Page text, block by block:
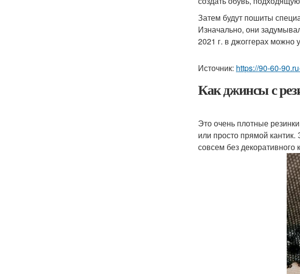
Затем будут пошиты
Изначально, они
2021 г. в джоггерах можно
Источник: https://90-60-
Как джинсы с
Это очень плотные
или просто прямой
совсем без декоративного